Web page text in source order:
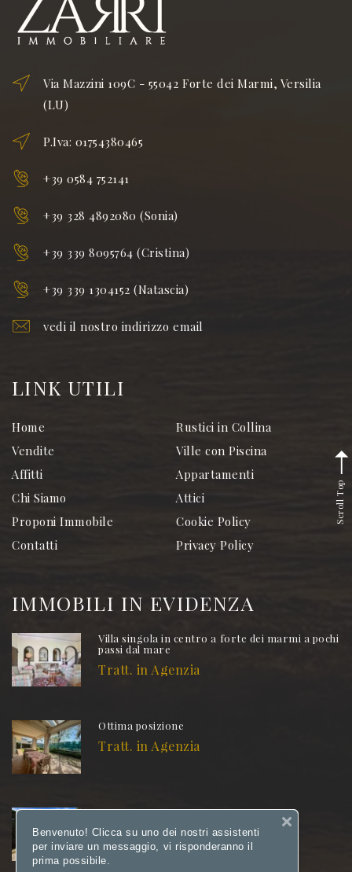
Via Mazzini 109C - 55042 Forte dei Marmi, Versilia
(LU)
P.Iva: 01754380465
+39 0584 752141
+39 328 4892080 (Sonia)
+39 339 8095764 (Cristina)
+39 339 1304152 (Natascia)
vedi il nostro indirizzo email
LINK UTILI
Home
Vendite
Affitti
Chi Siamo
Proponi Immobile
Contatti
Rustici in Collina
Ville con Piscina
Appartamenti
Attici
Cookie Policy
Privacy Policy
IMMOBILI IN EVIDENZA
Villa singola in centro a forte dei marmi a pochi
passi dal mare
Tratt. in Agenzia
Ottima posizione
Tratt. in Agenzia
Investimento interessante
3.200.000 €
Scroll Top
Benvenuto! Clicca su uno dei nostri assistenti
per inviare un messaggio, vi risponderanno il
prima possibile.